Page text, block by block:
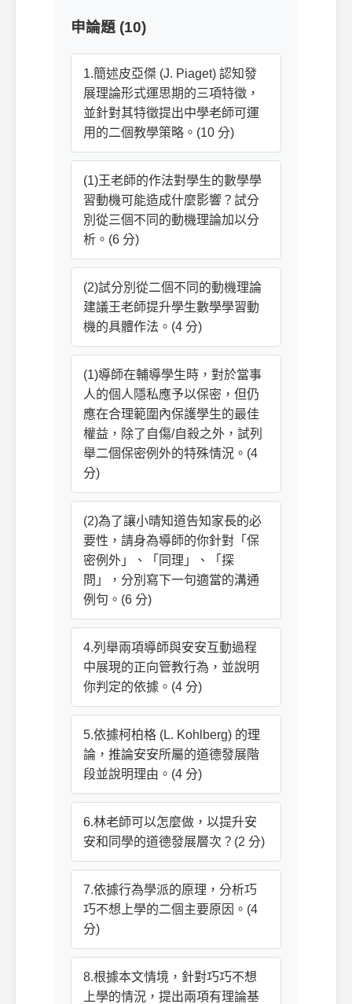
申論題 (10)
1.簡述皮亞傑 (J. Piaget) 認知發
展理論形式運思期的三項特徵，
並針對其特徵提出中學老師可運
用的二個教學策略。(10 分)
(1)王老師的作法對學生的數學學
習動機可能造成什麼影響？試分
別從三個不同的動機理論加以分
析。(6 分)
(2)試分別從二個不同的動機理論
建議王老師提升學生數學學習動
機的具體作法。(4 分)
(1)導師在輔導學生時，對於當事
人的個人隱私應予以保密，但仍
應在合理範圍內保護學生的最佳
權益，除了自傷/自殺之外，試列
舉二個保密例外的特殊情況。(4
分)
(2)為了讓小晴知道告知家長的必
要性，請身為導師的你針對「保
密例外」、「同理」、「探
問」，分別寫下一句適當的溝通
例句。(6 分)
4.列舉兩項導師與安安互動過程
中展現的正向管教行為，並說明
你判定的依據。(4 分)
5.依據柯柏格 (L. Kohlberg) 的理
論，推論安安所屬的道德發展階
段並說明理由。(4 分)
6.林老師可以怎麼做，以提升安
安和同學的道德發展層次？(2 分)
7.依據行為學派的原理，分析巧
巧不想上學的二個主要原因。(4
分)
8.根據本文情境，針對巧巧不想
上學的情況，提出兩項有理論基